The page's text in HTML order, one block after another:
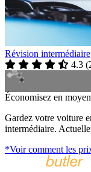
Révision intermédiaire
4.3 (
Économisez en
Gardez votre voiture
intermédiaire.
*Voir comment les